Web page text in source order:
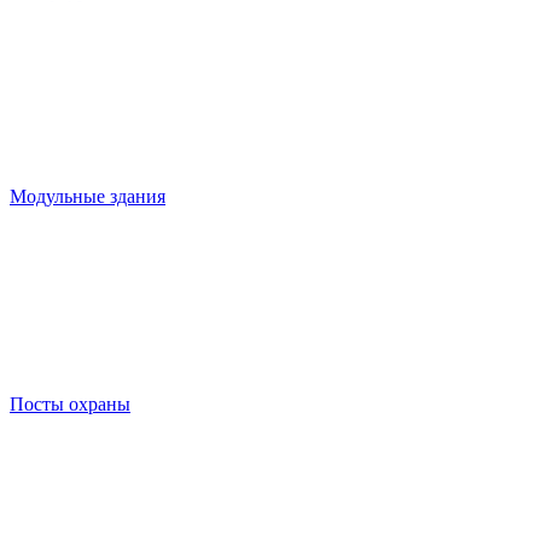
Модульные здания
Посты охраны